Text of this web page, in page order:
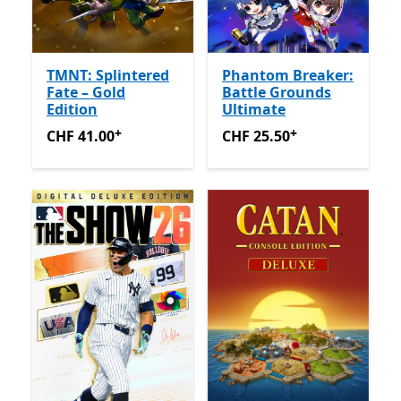
TMNT: Splintered
Fate – Gold
Edition
CHF 41.00Enthält In-App-Käufe
CHF 41.00+
Phantom Breaker:
Battle Grounds
Ultimate
CHF 25.50Enthält In-App-
CHF 25.50+